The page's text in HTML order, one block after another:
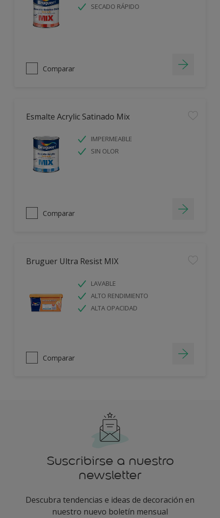
SECADO RÁPIDO
Comparar
Esmalte Acrylic Satinado Mix
IMPERMEABLE
SIN OLOR
Comparar
Bruguer Ultra Resist MIX
LAVABLE
ALTO RENDIMIENTO
ALTA OPACIDAD
Comparar
Suscribirse a nuestro
newsletter
Descubra tendencias e ideas de decoración en
nuestro nuevo boletín mensual